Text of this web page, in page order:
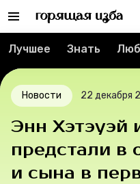
Реклама
Спецпроекты
Вакансии
Контакты
О проекте
Лучшее Знать
Новости 22 декабря
Энн Хэтэуэй
предстали в
и сына в